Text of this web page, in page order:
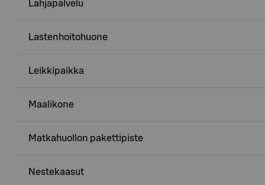
Lahjapalvelu
Lastenhoitohuone
Leikkipaikka
Maalikone
Matkahuollon pakettipiste
Nestekaasut